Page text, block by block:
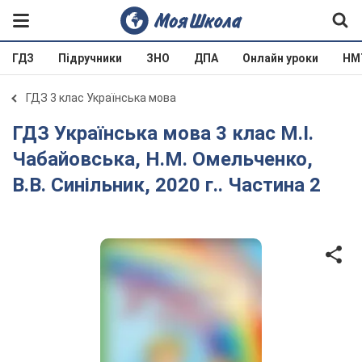
ГДЗ Підручники ЗНО ДПА Онлайн уроки
ГДЗ 3 клас Українська мова
ГДЗ Українська мова 3 клас М.І.
Чабайовська, Н.М. Омельченко,
В.В. Синільник, 2020 г.. Частина 2